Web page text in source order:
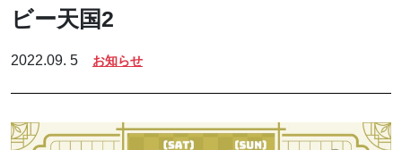
ビー天国2
2022.09. 5 お知らせ